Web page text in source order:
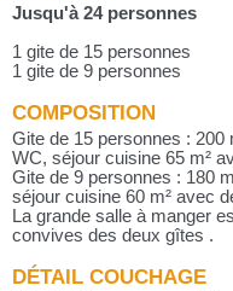
Jusqu'à 24 personnes
1 gite de 15 personnes
1 gite de 9 personnes
COMPOSITION
Gite de 15 personnes : 200
WC, séjour cuisine 65 m²
Gite de 9 personnes : 180
séjour cuisine 60 m² avec
La grande salle à manger
convives des deux gîtes .
DÉTAIL COUCHAGE